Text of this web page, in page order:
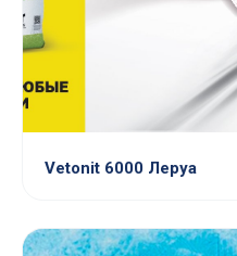
Vetonit 6000 Леруа